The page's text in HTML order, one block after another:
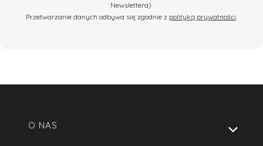
Newslettera).
Przetwarzanie danych odbywa się zgodnie z polityką prywatności.
Linki w stopce
O NAS